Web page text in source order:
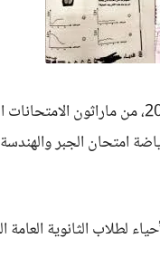
للعام الدراسي الحالي 2022-2023، من
امتحان الجبر